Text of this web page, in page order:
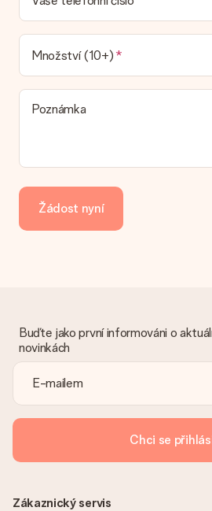
náš dopravce vám dodá váš dárek.
Jaké možnosti doručení si mohu
V současné době není možné zvolit
který chcete objednat, je buď odeslán
doručování poštovní schránky.
možnost spadá vaše objednávka?
zákaznický servis.
Jak mohu zaplatit objednávku?
kartu, fakturu přes Klarna nebo ruční
převodu platby prosím vezměte v
navíc.
vhodné řešení.
Je faktura odeslána spolu s
vždy v potvrzovacím e-mailu a vždy ji
MySurprise. To znamená, že můžete
příjemci, což je opravdovým
Množství (10+)
Poznámka
Žádost nyní
Buďte jako první informováni o
novinkách
Chci se
Zákaznický servis